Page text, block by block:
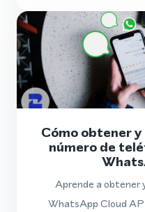
Cómo obtener
número de
Aprende a obtener
WhatsApp Cloud